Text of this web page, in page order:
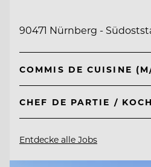
90471 Nürnberg -
COMMIS DE CUISINE
CHEF DE PARTIE /
Entdecke alle Jobs